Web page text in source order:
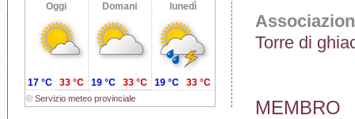
Oggi Domani lunedì
©Servizio meteo provinciale
17 °C 33 °C 19 °C 33 °C 19 °C 33 °C
Torre di
MEMBRO